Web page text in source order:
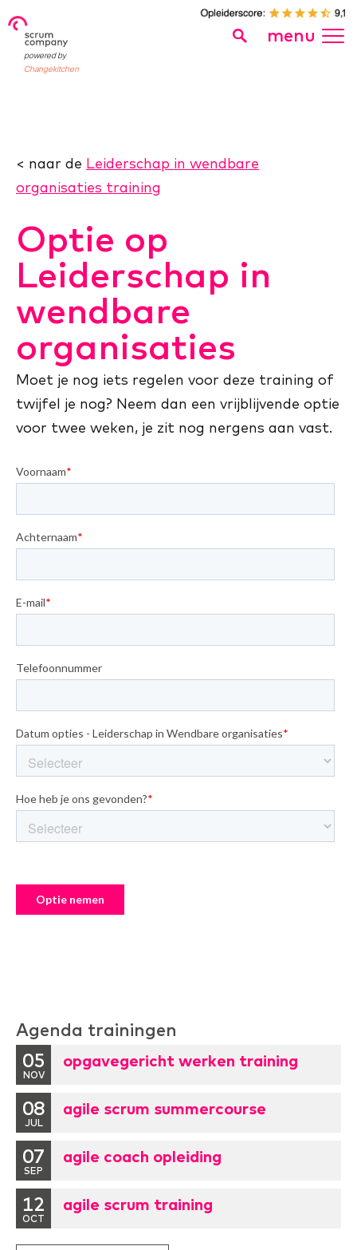
powered by
Changekitchen
menu
< naar de Leiderschap in wendbare
organisaties training
Optie op
Leiderschap in
wendbare
organisaties
Moet je nog iets regelen voor deze training of
twijfel je nog? Neem dan een vrijblijvende optie
voor twee weken, je zit nog nergens aan vast.
Agenda trainingen
05
NOV
opgavegericht werken training
08
JUL
agile scrum summercourse
07
SEP
agile coach opleiding
12
OCT
agile scrum training